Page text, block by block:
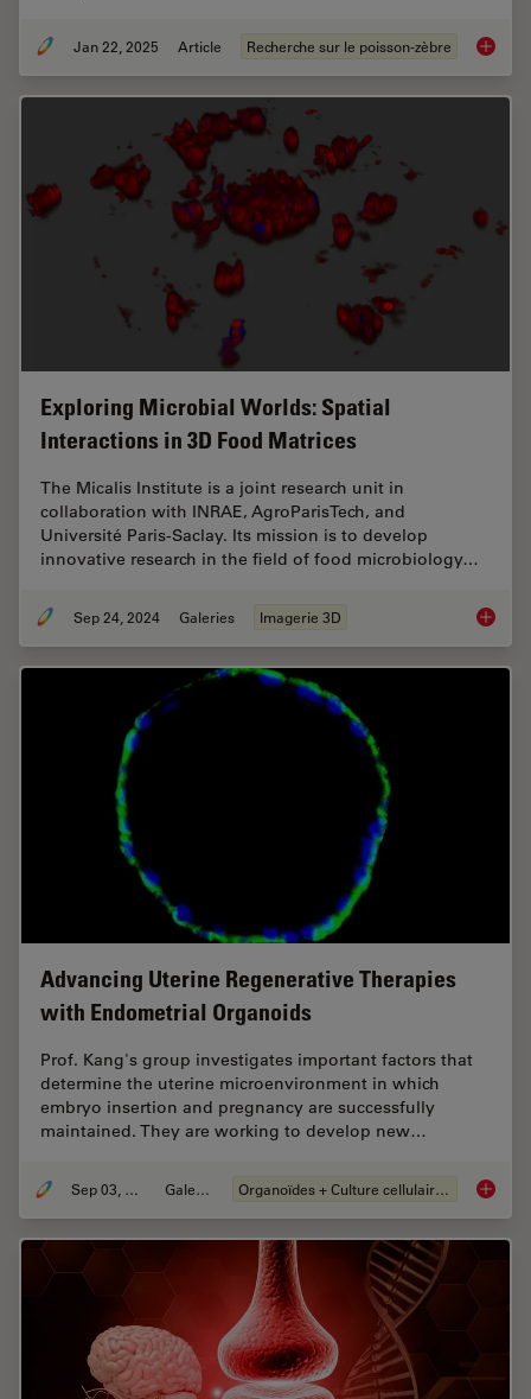
Jan 22, 2025 Article Recherche sur le poisson-zèbre
Exploring Microbial Worlds: Spatial
Interactions in 3D Food Matrices
The Micalis Institute is a joint research unit in
collaboration with INRAE, AgroParisTech, and
Université Paris-Saclay. Its mission is to develop
innovative research in the field of food microbiology…
Sep 24, 2024 Galeries Imagerie 3D
Advancing Uterine Regenerative Therapies
with Endometrial Organoids
Prof. Kang's group investigates important factors that
determine the uterine microenvironment in which
embryo insertion and pregnancy are successfully
maintained. They are working to develop new…
Sep 03, 2024 Galeries Organoïdes + Culture cellulaire en 3D